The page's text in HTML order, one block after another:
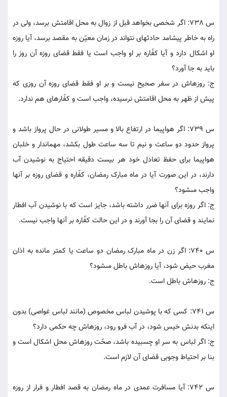
س 738: اگر شخصى بخواهد قبل از زوال به محل اقامتش برسد، ولى در
راه به خاطر پيشامد حادثه‏اى نتواند در زمان معيّن به مقصد برسد، آيا روزه
او اشکال دارد و آيا کفّاره بر او واجب است يا فقط قضاى روزه آن روز را
بايد به جا آورد؟
ج: روزه‏اش در سفر صحيح نيست و بر او فقط قضاى روزه آن روزى که
پيش از ظهر به محل اقامتش نرسيده، واجب است و کفّاره‏اى هم ندارد.
س 739: اگر هواپيما در ارتفاع بالا و مسير طولانى در حال پرواز باشد و
پرواز حدود دو ساعت و نيم تا سه ساعت طول بکشد، مهماندار و خلبان
هواپيما براى حفظ تعادل خود هر بيست دقيقه احتياج به نوشيدن آب
دارند، در اين صورت آيا در ماه مبارک رمضان، کفّاره و قضاى روزه بر آنها
واجب مى‏شود؟
ج: اگر روزه براى آنها ضرر داشته باشد، جايز است که با نوشيدن آب افطار
نمايند و قضاى آن را بجا آورند و در اين حالت کفّاره بر آنها واجب نيست.
س 740: اگر زن در ماه مبارک رمضان دو ساعت يا کمتر مانده به اذان
مغرب حيض شود، آيا روزه‏اش باطل مى‏شود؟
ج: روزه‏اش باطل است.
س 741: کسى که با پوشيدن لباس مخصوص (مانند لباس غواصى) بدون
اينکه بدنش خيس شود، در آب فرو رود، روزه‏اش چه حکمى دارد؟
ج: اگر لباس به سر او چسبيده باشد، صحّت‏ روزه‏اش محل اشکال است و
بنا بر احتياط وجوبى قضاى آن لازم است.
س 742: آيا مسافرت عمدى در ماه رمضان به قصد افطار و فرار از روزه